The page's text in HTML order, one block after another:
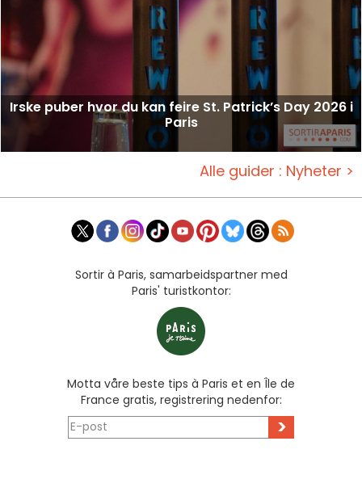
Irske puber hvor du kan feire St. Patrick’s Day 2026 i
Paris
Alle guider : Nyheter >
Sortir à Paris, samarbeidspartner med
Paris' turistkontor:
Motta våre beste tips à Paris et en Île de
France gratis, registrering nedenfor:
>